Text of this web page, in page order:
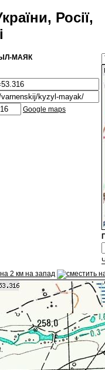
Росії,
МАЯК
Google maps